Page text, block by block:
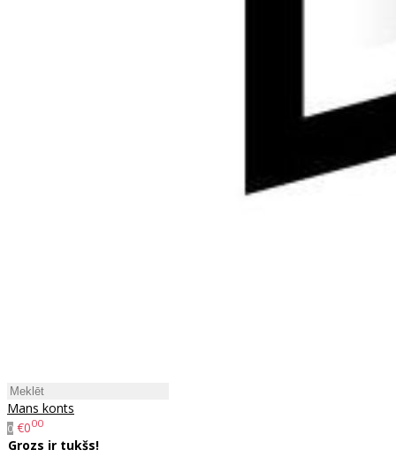
Mans konts
0 €000
Grozs ir tukšs!